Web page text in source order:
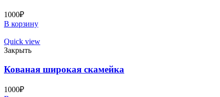
1000₽
В корзину
Quick view
Закрыть
Кованая широкая скамейка
1000₽